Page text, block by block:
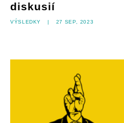
diskusií
Výsledky | 27 sep, 2023